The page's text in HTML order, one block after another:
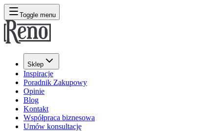
Toggle menu
Sklep
Inspiracje
Poradnik Zakupowy
Opinie
Blog
Kontakt
Współpraca biznesowa
Umów konsultację